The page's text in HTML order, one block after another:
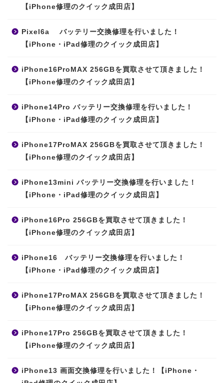
【iPhone修理のクイック成田店】
Pixel6a バッテリー交換修理を行いました！
【iPhone・iPad修理のクイック成田店】
iPhone16ProMAX 256GBを買取させて頂きました！
【iPhone修理のクイック成田店】
iPhone14Pro バッテリー交換修理を行いました！
【iPhone・iPad修理のクイック成田店】
iPhone17ProMAX 256GBを買取させて頂きました！
【iPhone修理のクイック成田店】
iPhone13mini バッテリー交換修理を行いました！
【iPhone・iPad修理のクイック成田店】
iPhone16Pro 256GBを買取させて頂きました！
【iPhone修理のクイック成田店】
iPhone16 バッテリー交換修理を行いました！
【iPhone・iPad修理のクイック成田店】
iPhone17ProMAX 256GBを買取させて頂きました！
【iPhone修理のクイック成田店】
iPhone17Pro 256GBを買取させて頂きました！
【iPhone修理のクイック成田店】
iPhone13 画面交換修理を行いました！【iPhone・